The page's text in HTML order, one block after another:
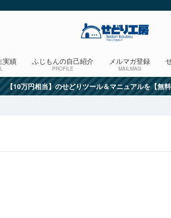
実績 ふじもんの自己紹介
PROFILE
メルマガ登録
MAILMAG
【10万円相当】のせどりツール＆マニュアルを【無